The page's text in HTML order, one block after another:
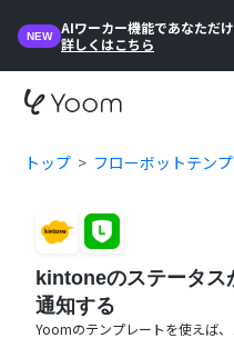
NEW
AIワーカー機能であなただ
詳しくはこちら
トップ フローボットテン
kintoneのステータス
通知する
Yoomのテンプレートを使えば